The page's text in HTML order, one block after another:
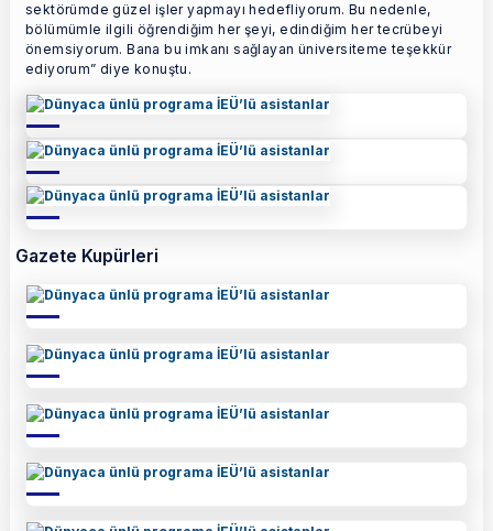
sektörümde güzel işler yapmayı hedefliyorum. Bu nedenle,
bölümümle ilgili öğrendiğim her şeyi, edindiğim her tecrübeyi
önemsiyorum. Bana bu imkanı sağlayan üniversiteme teşekkür
ediyorum” diye konuştu.
Gazete Kupürleri